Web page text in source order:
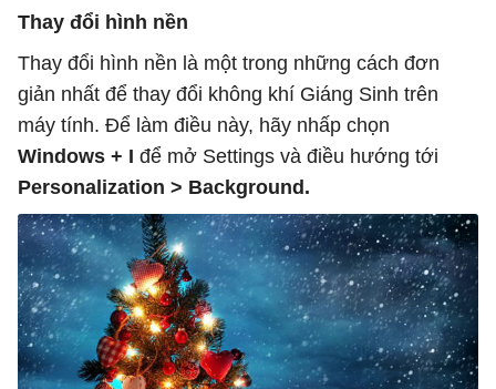
Thay đổi hình nền
Thay đổi hình nền là một trong những cách đơn
giản nhất để thay đổi không khí Giáng Sinh trên
máy tính. Để làm điều này, hãy nhấp chọn
Windows + I để mở Settings và điều hướng tới
Personalization > Background.